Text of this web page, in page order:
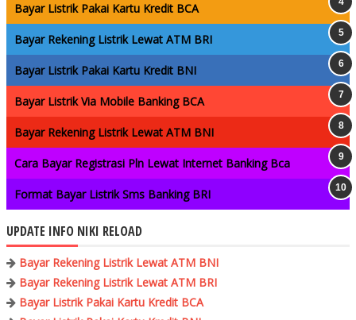
Bayar Listrik Pakai Kartu Kredit BCA
Bayar Rekening Listrik Lewat ATM BRI
Bayar Listrik Pakai Kartu Kredit BNI
Bayar Listrik Via Mobile Banking BCA
Bayar Rekening Listrik Lewat ATM BNI
Cara Bayar Registrasi Pln Lewat Internet Banking Bca
Format Bayar Listrik Sms Banking BRI
UPDATE INFO NIKI RELOAD
Bayar Rekening Listrik Lewat ATM BNI
Bayar Rekening Listrik Lewat ATM BRI
Bayar Listrik Pakai Kartu Kredit BCA